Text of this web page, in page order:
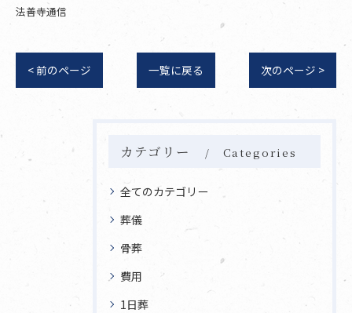
法善寺通信
< 前のページ 一覧に戻る 次のページ >
カテゴリー Categories
全てのカテゴリー
葬儀
骨葬
費用
1日葬